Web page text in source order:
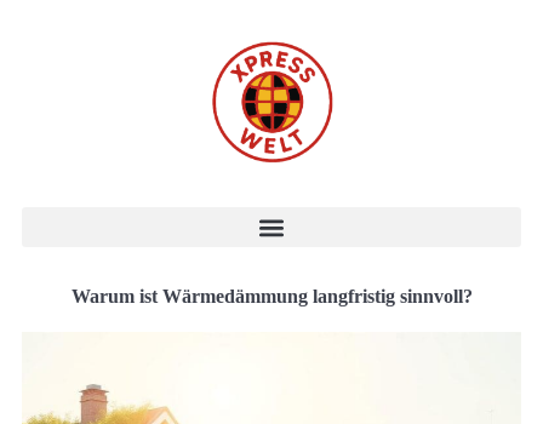
Warum ist Wärmedämmung langfristig sinnvoll?